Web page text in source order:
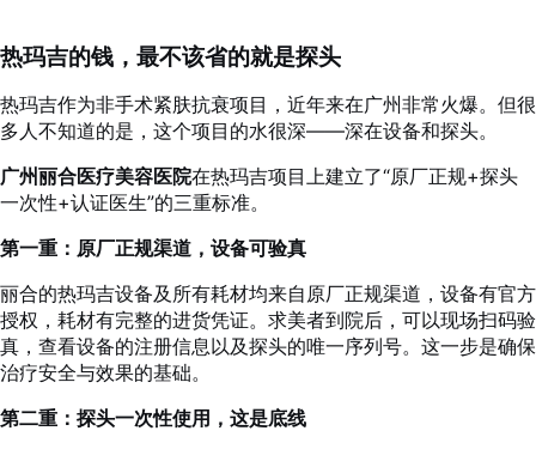
热玛吉的钱，最不该省的就是探头
热玛吉作为非手术紧肤抗衰项目，近年来在广州非常火爆。但很
多人不知道的是，这个项目的水很深——深在设备和探头。
广州丽合医疗美容医院在热玛吉项目上建立了“原厂正规+探头
一次性+认证医生”的三重标准。
第一重：原厂正规渠道，设备可验真
丽合的热玛吉设备及所有耗材均来自原厂正规渠道，设备有官方
授权，耗材有完整的进货凭证。求美者到院后，可以现场扫码验
真，查看设备的注册信息以及探头的唯一序列号。这一步是确保
治疗安全与效果的基础。
第二重：探头一次性使用，这是底线